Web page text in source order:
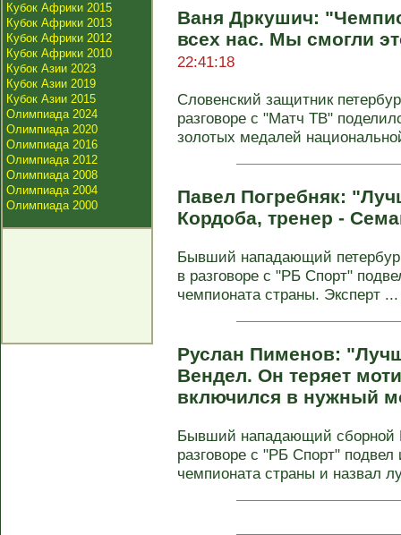
Кубок Африки 2015
Кубок Африки 2013
Кубок Африки 2012
Кубок Африки 2010
Кубок Азии 2023
Кубок Азии 2019
Кубок Азии 2015
Олимпиада 2024
Олимпиада 2020
Олимпиада 2016
Олимпиада 2012
Олимпиада 2008
Олимпиада 2004
Олимпиада 2000
Ваня Дркушич:
всех нас. Мы смогли
22:41:18
Словенский защитник
разговоре с "Матч ТВ"
золотых медалей
Павел Погребняк:
Кордоба, тренер -
Бывший нападающий
в разговоре с "РБ Спорт"
чемпионата страны. Эксперт ...
Руслан Пименов:
Вендел. Он теряет
включился в нужный
Бывший нападающий сборной
разговоре с "РБ Спорт"
чемпионата страны и назвал